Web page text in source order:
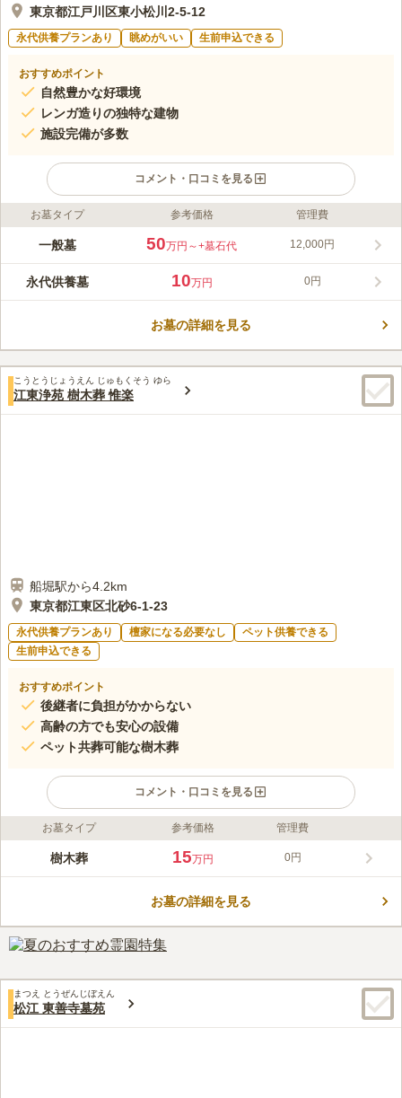
東京都江戸川区東小松川2-5-12
永代供養プランあり 眺めがいい 生前申込できる
おすすめポイント
自然豊かな好環境
レンガ造りの独特な建物
施設完備が多数
コメント・口コミを見る
ライフドット編集部のコメント
車でお越しいただく場合にも、首都高速からもアクセス至便な自
は、過去の宗旨・宗派が不問の浄土宗寺院です。 ご要望があれ
ば葬儀も行うことが出来る法要施設を完備しているほか、多目的
ことが可能です。
この霊園はまだ誰からも評価されていません。
お墓タイプ 参考価格 管理費
一般墓 50万円～+墓石代 12,000円
永代供養墓 10万円 0円
お墓の詳細を見る
こうとうじょうえん じゅもくそう ゆら
江東浄苑 樹木葬 惟楽
船堀駅から4.2km
東京都江東区北砂6-1-23
永代供養プランあり 檀家になる必要なし
ペット供養できる
生前申込できる
おすすめポイント
後継者に負担がかからない
高齢の方でも安心の設備
ペット共葬可能な樹木葬
コメント・口コミを見る
ライフドット編集部のコメント
江東浄苑 樹木葬 惟楽は、江東区初のペットと眠れる樹木葬墓地
画はお子さんからご高齢の方まで、どなたでもお参りしやすい高
ンターロッキング仕様です。区画によりデザインが異なり、納骨
方法や使用期限、埋葬人数も異なりますので、自分に合ったプラ
口コミ評価
50代男性
私は近所に住んでいるので評価は難しいですが近隣に砂町銀座商
店街や緑道公園があります。少し歩けばコンビニもあります。
口コミの続きを読む
お墓タイプ 参考価格 管理費
樹木葬 15万円 0円
お墓の詳細を見る
まつえ とうぜんじぼえん
松江 東善寺墓苑